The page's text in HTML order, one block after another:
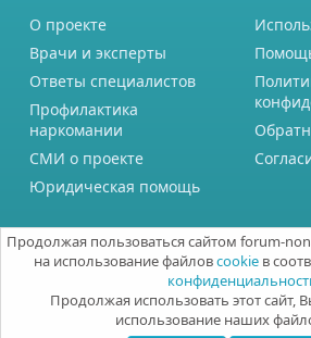
О проекте
Врачи и эксперты
Ответы специалистов
Профилактика
наркомании
СМИ о проекте
Юридическая помощь
Продолжая пользоваться сайтом forum-
на использование файловcookie в
Продолжая использовать этот сайт,
использование наших